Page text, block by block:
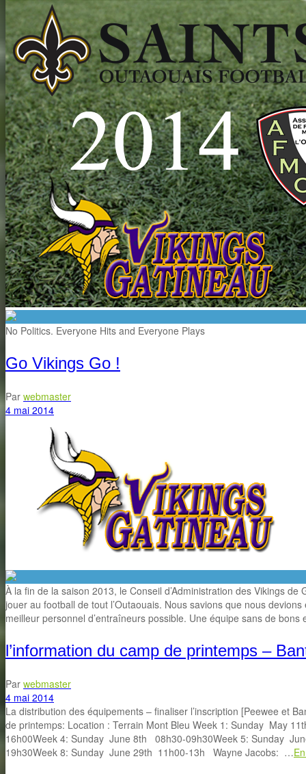
No Politics. Everyone Hits and Everyone Plays
Go Vikings Go !
Par webmaster
4 mai 2014
À la fin de la saison 2013, le Conseil d’Administration des Vikings
jouer au football de tout l’Outaouais. Nous savions que nous
meilleur personnel d’entraîneurs possible. Une équipe sans de
l’information du camp de printemps –
Par webmaster
4 mai 2014
La distribution des équipements – finaliser l’inscription [Peewee et
de printemps: Location : Terrain Mont Bleu Week 1: Sunday May
16h00Week 4: Sunday June 8th 08h30-09h30Week 5: Sunday
19h30Week 8: Sunday June 29th 11h00-13h Wayne Jacobs: …